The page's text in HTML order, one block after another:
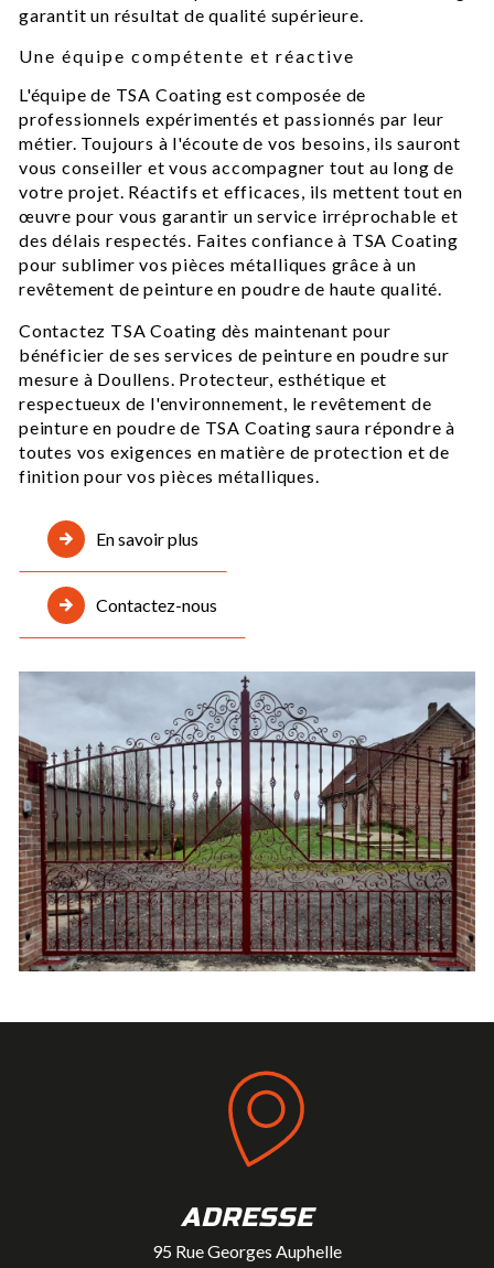
garantit un résultat de qualité supérieure.
Une équipe compétente et réactive
L'équipe de TSA Coating est composée de
professionnels expérimentés et passionnés par leur
métier. Toujours à l'écoute de vos besoins, ils sauront
vous conseiller et vous accompagner tout au long de
votre projet. Réactifs et efficaces, ils mettent tout en
œuvre pour vous garantir un service irréprochable et
des délais respectés. Faites confiance à TSA Coating
pour sublimer vos pièces métalliques grâce à un
revêtement de peinture en poudre de haute qualité.
Contactez TSA Coating dès maintenant pour
bénéficier de ses services de peinture en poudre sur
mesure à Doullens. Protecteur, esthétique et
respectueux de l'environnement, le revêtement de
peinture en poudre de TSA Coating saura répondre à
toutes vos exigences en matière de protection et de
finition pour vos pièces métalliques.
En savoir plus
Contactez-nous
ADRESSE
95 Rue Georges Auphelle